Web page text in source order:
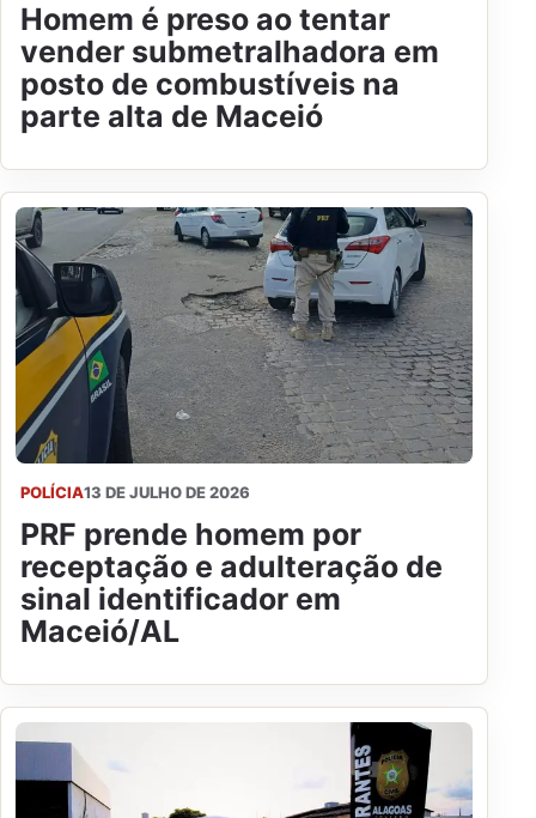
Homem é preso ao tentar
vender submetralhadora em
posto de combustíveis na
parte alta de Maceió
POLÍCIA13 DE JULHO DE 2026
PRF prende homem por
receptação e adulteração de
sinal identificador em
Maceió/AL